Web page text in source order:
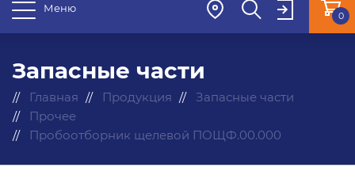
Меню
0
Запасные части
Главная Продукция
Запасные части
Прочее
Пробоотборник щелевой ПОЩФ.00.000